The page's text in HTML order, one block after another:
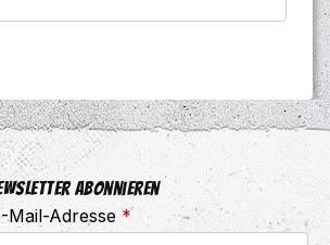
abonnieren
Mail-Adresse*